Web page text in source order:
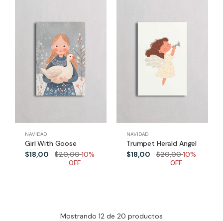
NAVIDAD
Girl With Goose
$18,00
$20,0010%
0FF
NAVIDAD
Trumpet Herald Angel
$18,00
$20,0010%
0FF
Mostrando 12 de 20 productos